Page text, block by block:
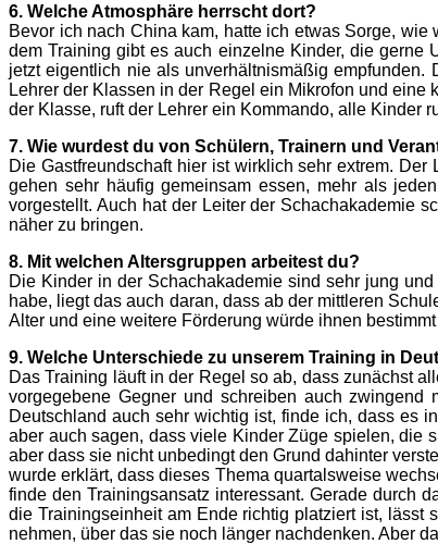
6. Welche Atmosphäre herrscht dort?
Bevor ich nach China kam, hatte ich etwas Sorge,
dem Training gibt es auch einzelne Kinder, die gerne
jetzt eigentlich nie als unverhältnismäßig
Lehrer der Klassen in der Regel ein Mikrofon und
der Klasse, ruft der Lehrer ein Kommando, alle Kinder
7. Wie wurdest du von Schülern, Trainern und
Die Gastfreundschaft hier ist wirklich sehr extrem.
gehen sehr häufig gemeinsam essen, mehr als
vorgestellt. Auch hat der Leiter der Schachakademie
näher zu bringen.
8. Mit welchen Altersgruppen arbeitest du?
Die Kinder in der Schachakademie sind sehr jung
habe, liegt das auch daran, dass ab der mittleren
Alter und eine weitere Förderung würde ihnen bestimmt
9. Welche Unterschiede zu unserem Training in
Das Training läuft in der Regel so ab, dass zunächst
vorgegebene Gegner und schreiben auch
Deutschland auch sehr wichtig ist, finde ich, dass es
aber auch sagen, dass viele Kinder Züge spielen, die
aber dass sie nicht unbedingt den Grund dahinter
wurde erklärt, dass dieses Thema quartalsweise
finde den Trainingsansatz interessant. Gerade durch
die Trainingseinheit am Ende richtig platziert ist,
nehmen, über das sie noch länger nachdenken. Aber